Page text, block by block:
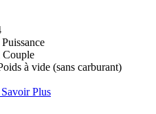
Puissance
Couple
à vide (sans carburant)
Plus